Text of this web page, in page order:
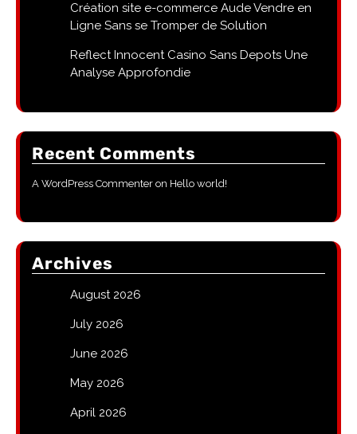
Création site e-commerce Aude Vendre en
Ligne Sans se Tromper de Solution
Reflect Innocent Casino Sans Depots Une
Analyse Approfondie
Recent Comments
A WordPress Commenter on Hello world!
Archives
August 2026
July 2026
June 2026
May 2026
April 2026